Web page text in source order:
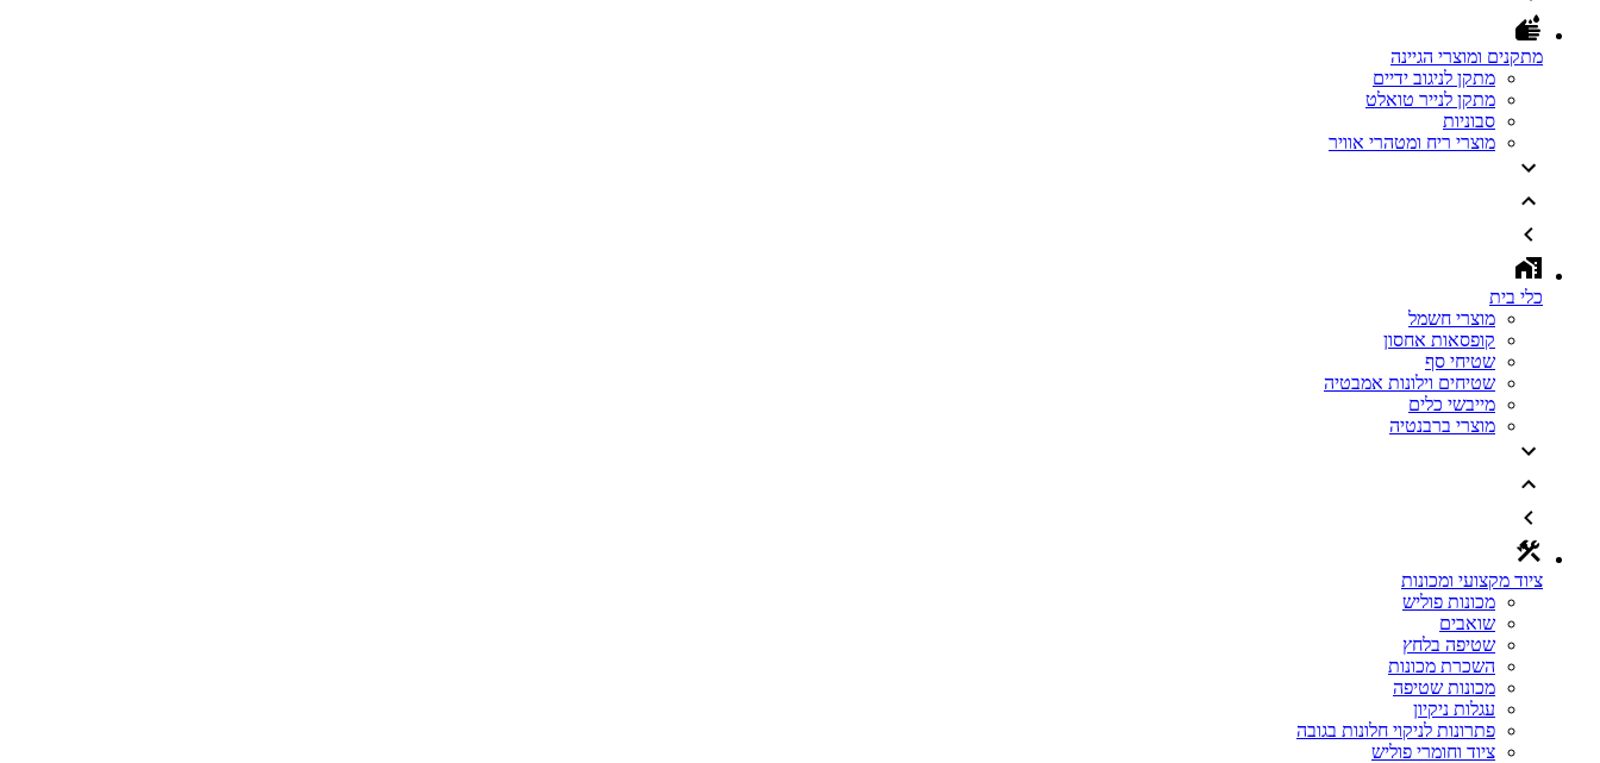
מתקנים ומוצרי הגיינה
מתקן לניגוב ידיים
מתקן לנייר טואלט
סבוניות
מוצרי ריח ומטהרי אוויר
כלי בית
מוצרי חשמל
קופסאות אחסון
שטיחי סף
שטיחים וילונות אמבטיה
מייבשי כלים
מוצרי ברבנטיה
ציוד מקצועי ומכונות
מכונות פוליש
שואבים
שטיפה בלחץ
השכרת מכונות
מכונות שטיפה
עגלות ניקיון
פתרונות לניקוי חלונות בגובה
ציוד וחומרי פוליש